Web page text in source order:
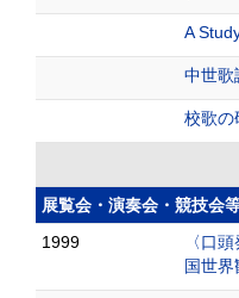
A
中世歌
校歌の
展覧会・演奏会・競技会
1999
〈口
国世